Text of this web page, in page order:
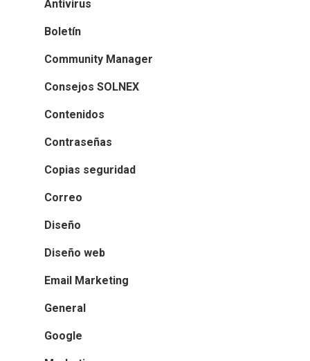
Antivirus
Boletín
Community Manager
Consejos SOLNEX
Contenidos
Contraseñas
Copias seguridad
Correo
Diseño
Diseño web
Email Marketing
General
Google